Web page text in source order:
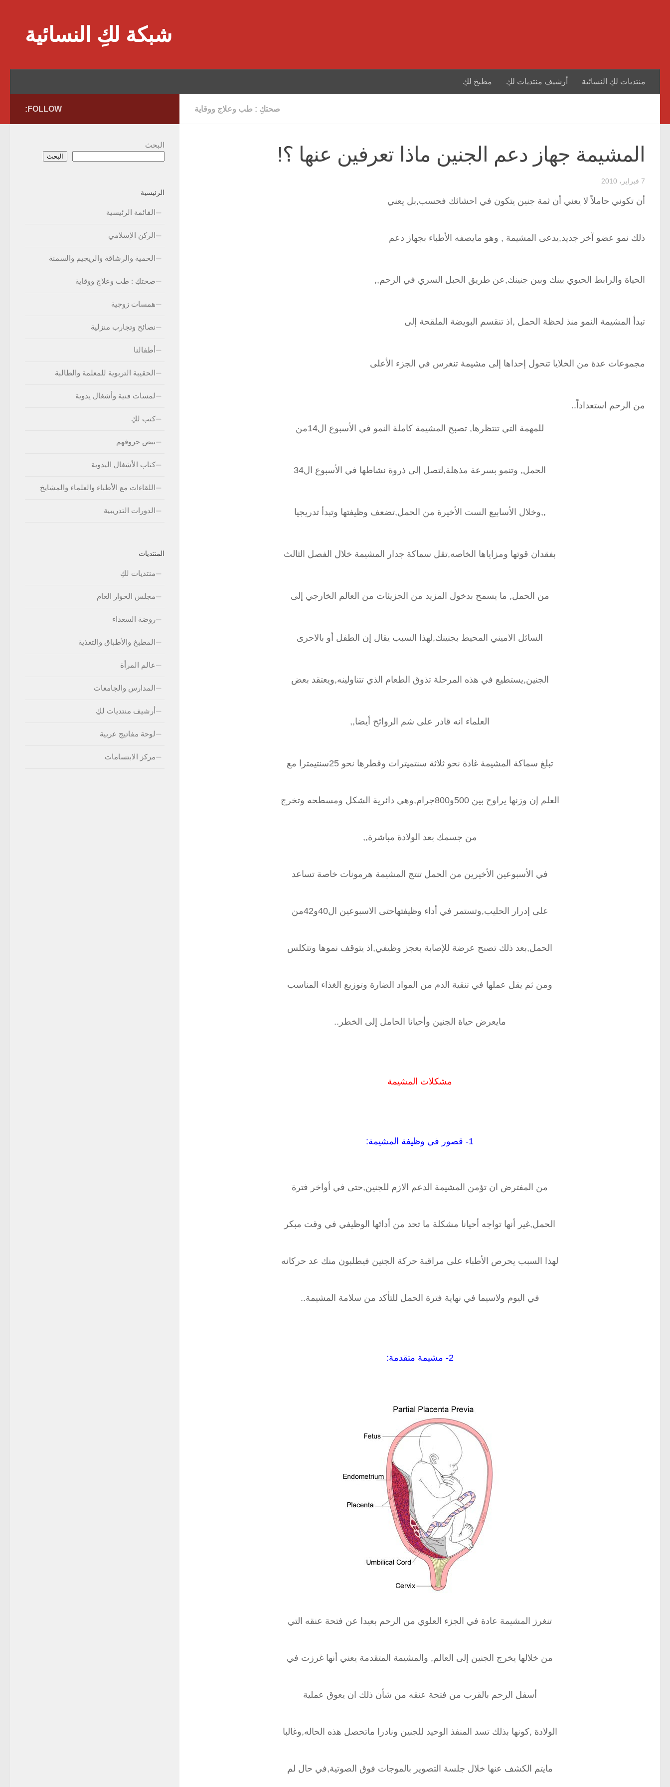
شبكة لكِ النسائية
منتديات لكِ النسائية أرشيف منتديات لكِ مطبخ لكِ
صحتكِ : طب وعلاج ووقاية
المشيمة جهاز دعم الجنين ماذا تعرفين عنها ؟!
7 فبراير، 2010
أن تكوني حاملاً لا يعني أن ثمة جنين يتكون في احشائك فحسب,بل يعني
ذلك نمو عضو آخر جديد,يدعى المشيمة , وهو مايصفه الأطباء بجهاز دعم
الحياة والرابط الحيوي بينك وبين جنينك,عن طريق الحبل السري في الرحم,,
تبدأ المشيمة النمو منذ لحظة الحمل ,اذ تنقسم البويضة الملقحة إلى
مجموعات عدة من الخلايا تتحول إحداها إلى مشيمة تنغرس في الجزء الأعلى
من الرحم استعداداً..
للمهمة التي تنتظرها, تصبح المشيمة كاملة النمو في الأسبوع ال14من
الحمل, وتنمو بسرعة مذهلة,لتصل إلى ذروة نشاطها في الأسبوع ال34
,,وخلال الأسابيع الست الأخيرة من الحمل,تضعف وظيفتها وتبدأ تدريجيا
بفقدان قوتها ومزاياها الخاصه,تقل سماكة جدار المشيمة خلال الفصل الثالث
من الحمل, ما يسمح بدخول المزيد من الجزيئات من العالم الخارجي إلى
السائل الاميني المحيط بجنينك,لهذا السبب يقال إن الطفل أو بالاحرى
الجنين,يستطيع في هذه المرحلة تذوق الطعام الذي تتناولينه,ويعتقد بعض
العلماء انه قادر على شم الروائح أيضا,,
تبلغ سماكة المشيمة غادة نحو ثلاثة سنتميترات وقطرها نحو 25سنتيمترا مع
العلم إن وزنها يراوح بين 500و800جرام,وهي دائرية الشكل ومسطحه وتخرج
من جسمك بعد الولادة مباشرة,,
في الأسبوعين الأخيرين من الحمل تنتج المشيمة هرمونات خاصة تساعد
على إدرار الحليب,وتستمر في أداء وظيفتهاحتى الاسبوعين ال40و42من
الحمل,بعد ذلك تصبح عرضة للإصابة بعجز وظيفي,اذ يتوقف نموها وتتكلس
ومن ثم يقل عملها في تنقية الدم من المواد الضارة وتوزيع الغذاء المناسب
مايعرض حياة الجنين وأحيانا الحامل إلى الخطر..
مشكلات المشيمة
1- قصور في وظيفة المشيمة:
من المفترض ان تؤمن المشيمة الدعم الازم للجنين,حتى في أواخر فترة
الحمل,غير أنها تواجه أحيانا مشكلة ما تحد من أدائها الوظيفي في وقت مبكر
لهذا السبب يحرص الأطباء على مراقبة حركة الجنين فيطلبون منك عد حركانه
في اليوم ولاسيما في نهاية فترة الحمل للتأكد من سلامة المشيمة..
2- مشيمة متقدمة:
تنغرز المشيمة عادة في الجزء العلوي من الرحم بعيدا عن فتحة عنقه التي
من خلالها يخرج الجنين إلى العالم, والمشيمة المتقدمة يعني أنها غرزت في
أسفل الرحم بالقرب من فتحة عنقه من شأن ذلك ان يعوق عملية
الولادة ,كونها بذلك تسد المنفذ الوحيد للجنين ونادرا ماتحصل هذه الحاله,وغالبا
مايتم الكشف عنها خلال جلسة التصوير بالموجات فوق الصوتية,في حال لم
FOLLOW:
البحث
البحث
الرئيسية
القائمة الرئيسية
الركن الإسلامي
الحمية والرشاقة والريجيم والسمنة
صحتكِ : طب وعلاج ووقاية
همسات زوجية
نصائح وتجارب منزلية
أطفالنا
الحقيبة التربوية للمعلمة والطالبة
لمسات فنية وأشغال يدوية
كتب لكِ
نبض حروفهم
كتاب الأشغال اليدوية
اللقاءات مع الأطباء والعلماء والمشايخ
الدورات التدريبية
المنتديات
منتديات لكِ
مجلس الحوار العام
روضة السعداء
المطبخ والأطباق والتغذية
عالم المرأة
المدارس والجامعات
أرشيف منتديات لكِ
لوحة مفاتيج عربية
مركز الابتسامات